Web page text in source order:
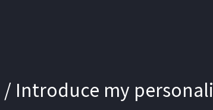
/ Introduce my